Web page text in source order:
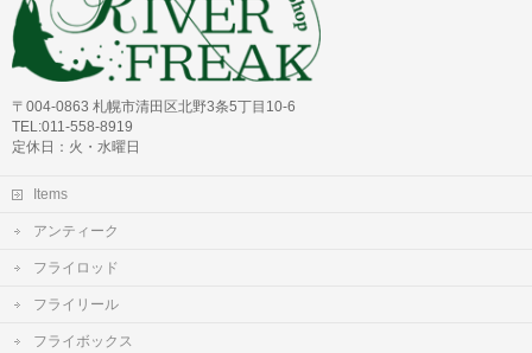
〒004-0863 札幌市清田区北野3条5丁目10-6
TEL:011-558-8919
定休日：火・水曜日
Items
アンティーク
フライロッド
フライリール
フライボックス